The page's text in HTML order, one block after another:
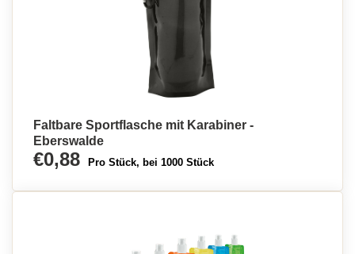
Faltbare Sportflasche mit Karabiner -
Eberswalde
€0,88 Pro Stück, bei 1000 Stück